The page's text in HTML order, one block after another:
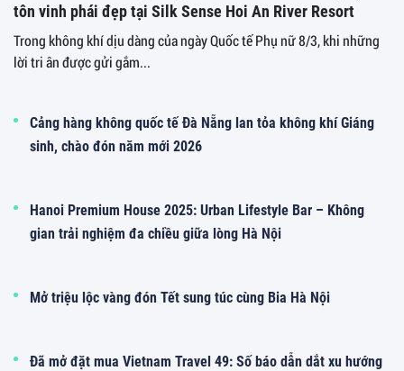
tôn vinh phái đẹp tại Silk Sense Hoi An River Resort
Trong không khí dịu dàng của ngày Quốc tế Phụ nữ 8/3, khi những
lời tri ân được gửi gắm...
Cảng hàng không quốc tế Đà Nẵng lan tỏa không khí Giáng
sinh, chào đón năm mới 2026
Hanoi Premium House 2025: Urban Lifestyle Bar – Không
gian trải nghiệm đa chiều giữa lòng Hà Nội
Mở triệu lộc vàng đón Tết sung túc cùng Bia Hà Nội
Đã mở đặt mua Vietnam Travel 49: Số báo dẫn dắt xu hướng